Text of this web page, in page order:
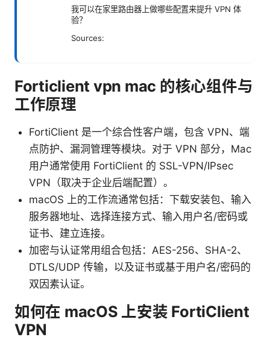
我可以在家里路由器上做哪些配置来提升 VPN 体
验？
Sources:
Forticlient vpn mac 的核心组件与
工作原理
FortiClient 是一个综合性客户端，包含 VPN、端
点防护、漏洞管理等模块。对于 VPN 部分，Mac
用户通常使用 FortiClient 的 SSL-VPN/IPsec
VPN（取决于企业后端配置）。
macOS 上的工作流通常包括：下载安装包、输入
服务器地址、选择连接方式、输入用户名/密码或
证书、建立连接。
加密与认证常用组合包括：AES-256、SHA-2、
DTLS/UDP 传输，以及证书或基于用户名/密码的
双因素认证。
如何在 macOS 上安装 FortiClient
VPN